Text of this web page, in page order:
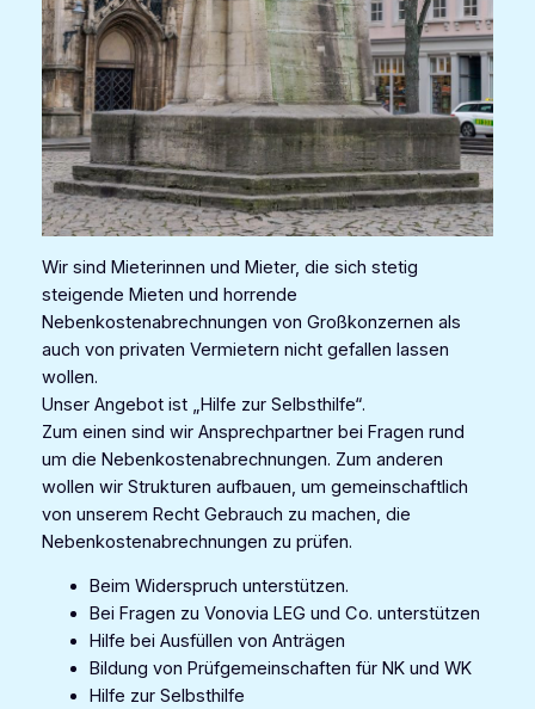
Wir sind Mieterinnen und Mieter, die sich stetig
steigende Mieten und horrende
Nebenkostenabrechnungen von Großkonzernen als
auch von privaten Vermietern nicht gefallen lassen
wollen.
Unser Angebot ist „Hilfe zur Selbsthilfe“.
Zum einen sind wir Ansprechpartner bei Fragen rund
um die Nebenkostenabrechnungen. Zum anderen
wollen wir Strukturen aufbauen, um gemeinschaftlich
von unserem Recht Gebrauch zu machen, die
Nebenkostenabrechnungen zu prüfen.
Beim Widerspruch unterstützen.
Bei Fragen zu Vonovia LEG und Co. unterstützen
Hilfe bei Ausfüllen von Anträgen
Bildung von Prüfgemeinschaften für NK und WK
Hilfe zur Selbsthilfe